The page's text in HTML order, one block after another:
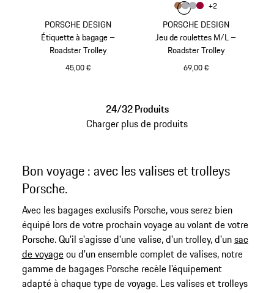
PORSCHE DESIGN
Étiquette à bagage –
Roadster Trolley
45,00 €
PORSCHE DESIGN
Jeu de roulettes M/L –
Roadster Trolley
69,00 €
Couleur
Couleur Cognac
CouleurGris
Couleur
Couleur
+2
24/32 Produits
Charger plus de produits
Bon voyage : avec les valises et trolleys
Porsche.
Avec les bagages exclusifs Porsche, vous serez bien
équipé lors de votre prochain voyage au volant de votre
Porsche. Qu'il s'agisse d'une valise, d'un trolley, d'unsac
de voyageou d'un ensemble complet de valises, notre
gamme de bagages Porsche recèle l'équipement
adapté à chaque type de voyage. Les valises et trolleys